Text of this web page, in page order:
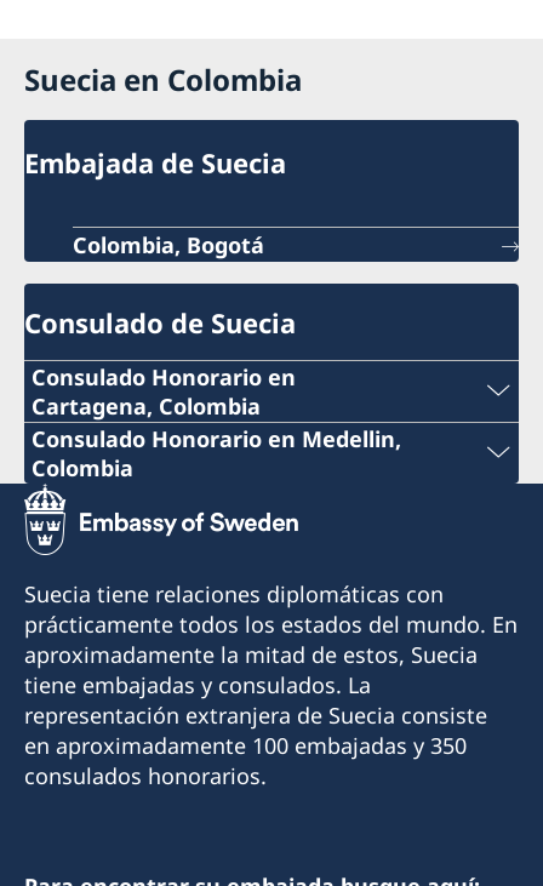
Suecia en Colombia
Embajada de Suecia
Colombia, Bogotá
Consulado de Suecia
Consulado Honorario en
Cartagena, Colombia
Teléfono:
+57 605 650 2232
Correo:
consuladosueciacartagena@gmail.com
Dirección: Sociedad Portuaria de Cartagena
S.A., Barrio de Manga, Terminal Maritimo,
Dirección Comercial Bloque Administrativo,
2do piso, Cartagena
Horario de atención: Lunes a viernes de 09:00-
Cónsul Honorario:
Consulado Honorario en Medellin,
Colombia
Teléfono:
+57 604 322 0520
Correo:
consulsueciamed@gmail.com
Dirección: Consulado de Suecia, Scanform,
Carrera 43ª #14-27, Edificio Colinas del Poblado,
Piso 2 Medellín
Suecia tiene relaciones diplomáticas con
prácticamente todos los estados del mundo. En
aproximadamente la mitad de estos, Suecia
tiene embajadas y consulados. La
representación extranjera de Suecia consiste
en aproximadamente 100 embajadas y 350
consulados honorarios.